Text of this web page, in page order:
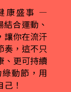
康盛事 —
合運動、
讓你在流汗
奏，這不只
、更可持續
動節，用
！